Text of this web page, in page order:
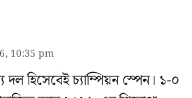
10:35 pm
দল হিসেবেই চ্যাম্পিয়ন স্পেন। ১-০